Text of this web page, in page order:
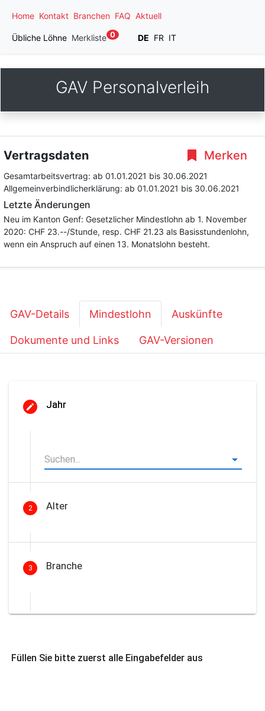
Home Kontakt Branchen FAQ Aktuell
Übliche Löhne Merkliste 0 DE FR IT
GAV Personalverleih
Merken
Vertragsdaten
Gesamtarbeitsvertrag: ab 01.01.2021 bis 30.06.2021
Allgemeinverbindlicherklärung: ab 01.01.2021 bis 30.06.2021
Letzte Änderungen
Neu im Kanton Genf: Gesetzlicher Mindestlohn ab 1. November
2020: CHF 23.--/Stunde, resp. CHF 21.23 als Basisstundenlohn,
wenn ein Anspruch auf einen 13. Monatslohn besteht.
GAV-Details Mindestlohn Auskünfte
Dokumente und Links GAV-Versionen
Jahr
2 Alter
3 Branche
Füllen Sie bitte zuerst alle Eingabefelder aus